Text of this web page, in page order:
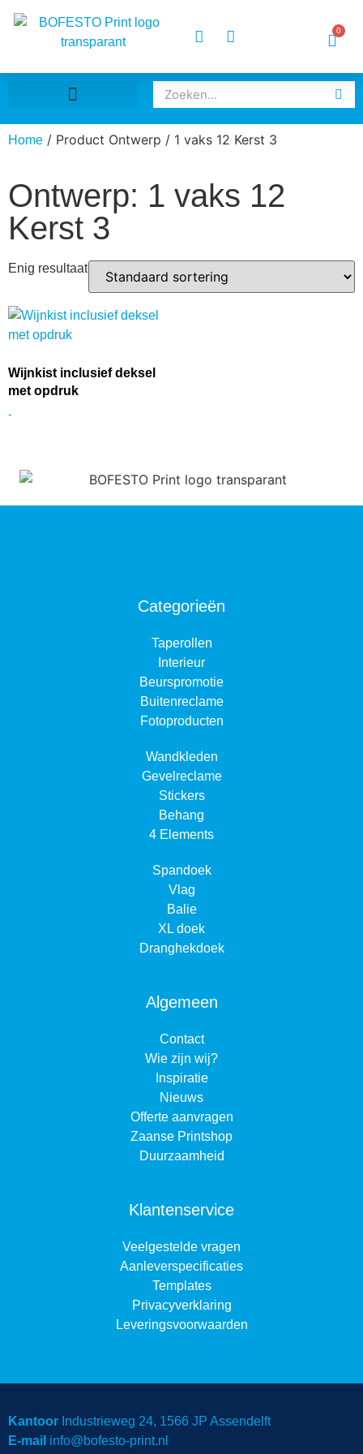
0
Home / Product Ontwerp / 1 vaks 12 Kerst 3
Ontwerp: 1 vaks 12
Kerst 3
Enig resultaat
Wijnkist inclusief deksel
met opdruk
-
Categorieën
Taperollen
Interieur
Beurspromotie
Buitenreclame
Fotoproducten
Wandkleden
Gevelreclame
Stickers
Behang
4 Elements
Spandoek
Vlag
Balie
XL doek
Dranghekdoek
Algemeen
Contact
Wie zijn wij?
Inspiratie
Nieuws
Offerte aanvragen
Zaanse Printshop
Duurzaamheid
Klantenservice
Veelgestelde vragen
Aanleverspecificaties
Templates
Privacyverklaring
Leveringsvoorwaarden
Kantoor Industrieweg 24, 1566 JP Assendelft
E-mail info@bofesto-print.nl